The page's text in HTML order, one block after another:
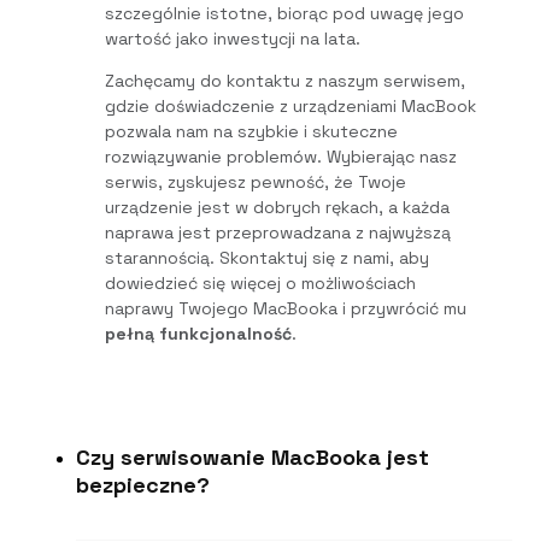
szczególnie istotne, biorąc pod uwagę jego
wartość jako inwestycji na lata.
Zachęcamy do kontaktu z naszym serwisem,
gdzie doświadczenie z urządzeniami MacBook
pozwala nam na szybkie i skuteczne
rozwiązywanie problemów. Wybierając nasz
serwis, zyskujesz pewność, że Twoje
urządzenie jest w dobrych rękach, a każda
naprawa jest przeprowadzana z najwyższą
starannością. Skontaktuj się z nami, aby
dowiedzieć się więcej o możliwościach
naprawy Twojego MacBooka i przywrócić mu
pełną funkcjonalność.
Czy serwisowanie MacBooka jest
bezpieczne?